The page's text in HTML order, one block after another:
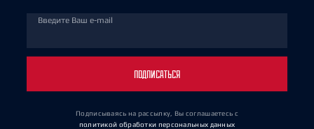
Введите Ваш e-mail
ПОДПИСАТЬСЯ
Подписываясь на рассылку, Вы соглашаетесь с
политикой обработки персональных данных